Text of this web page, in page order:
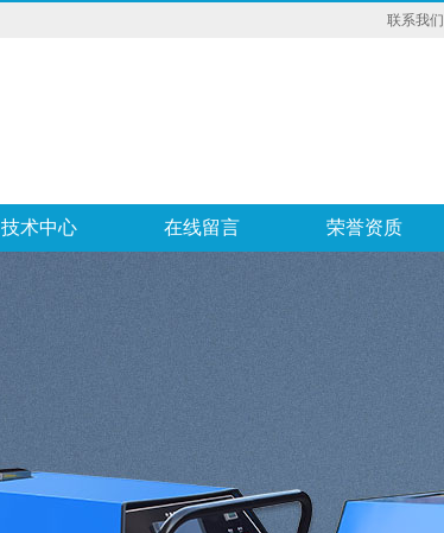
联系我们
技术中心 在线留言 荣誉资质